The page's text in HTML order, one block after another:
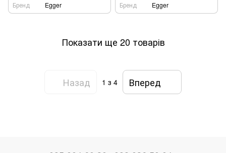
Бренд
Egger
Бренд
Egger
Показати ще 20 товарів
Назад 1 з 4 Вперед